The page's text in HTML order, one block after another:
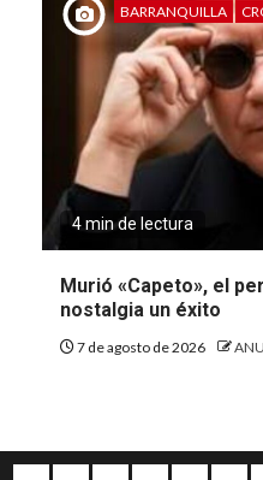
BARRANQUILLA
4 min de lectura
Murió «Capeto», el
nostalgia un éxito
7 de agosto de 2026